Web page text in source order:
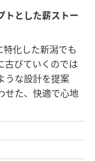
トとした薪ストー
特化した新潟でも
古びていくのでは
うな設計を提案
せた、快適で心地